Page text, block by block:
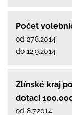
Počet
od 27.8.2014
do 12.9.2014
Zlínské kraj
dotaci
od 8.7.2014